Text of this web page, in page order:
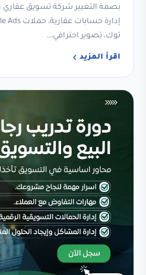
توك، تصوير احترافي،…
اقرأ المزيد